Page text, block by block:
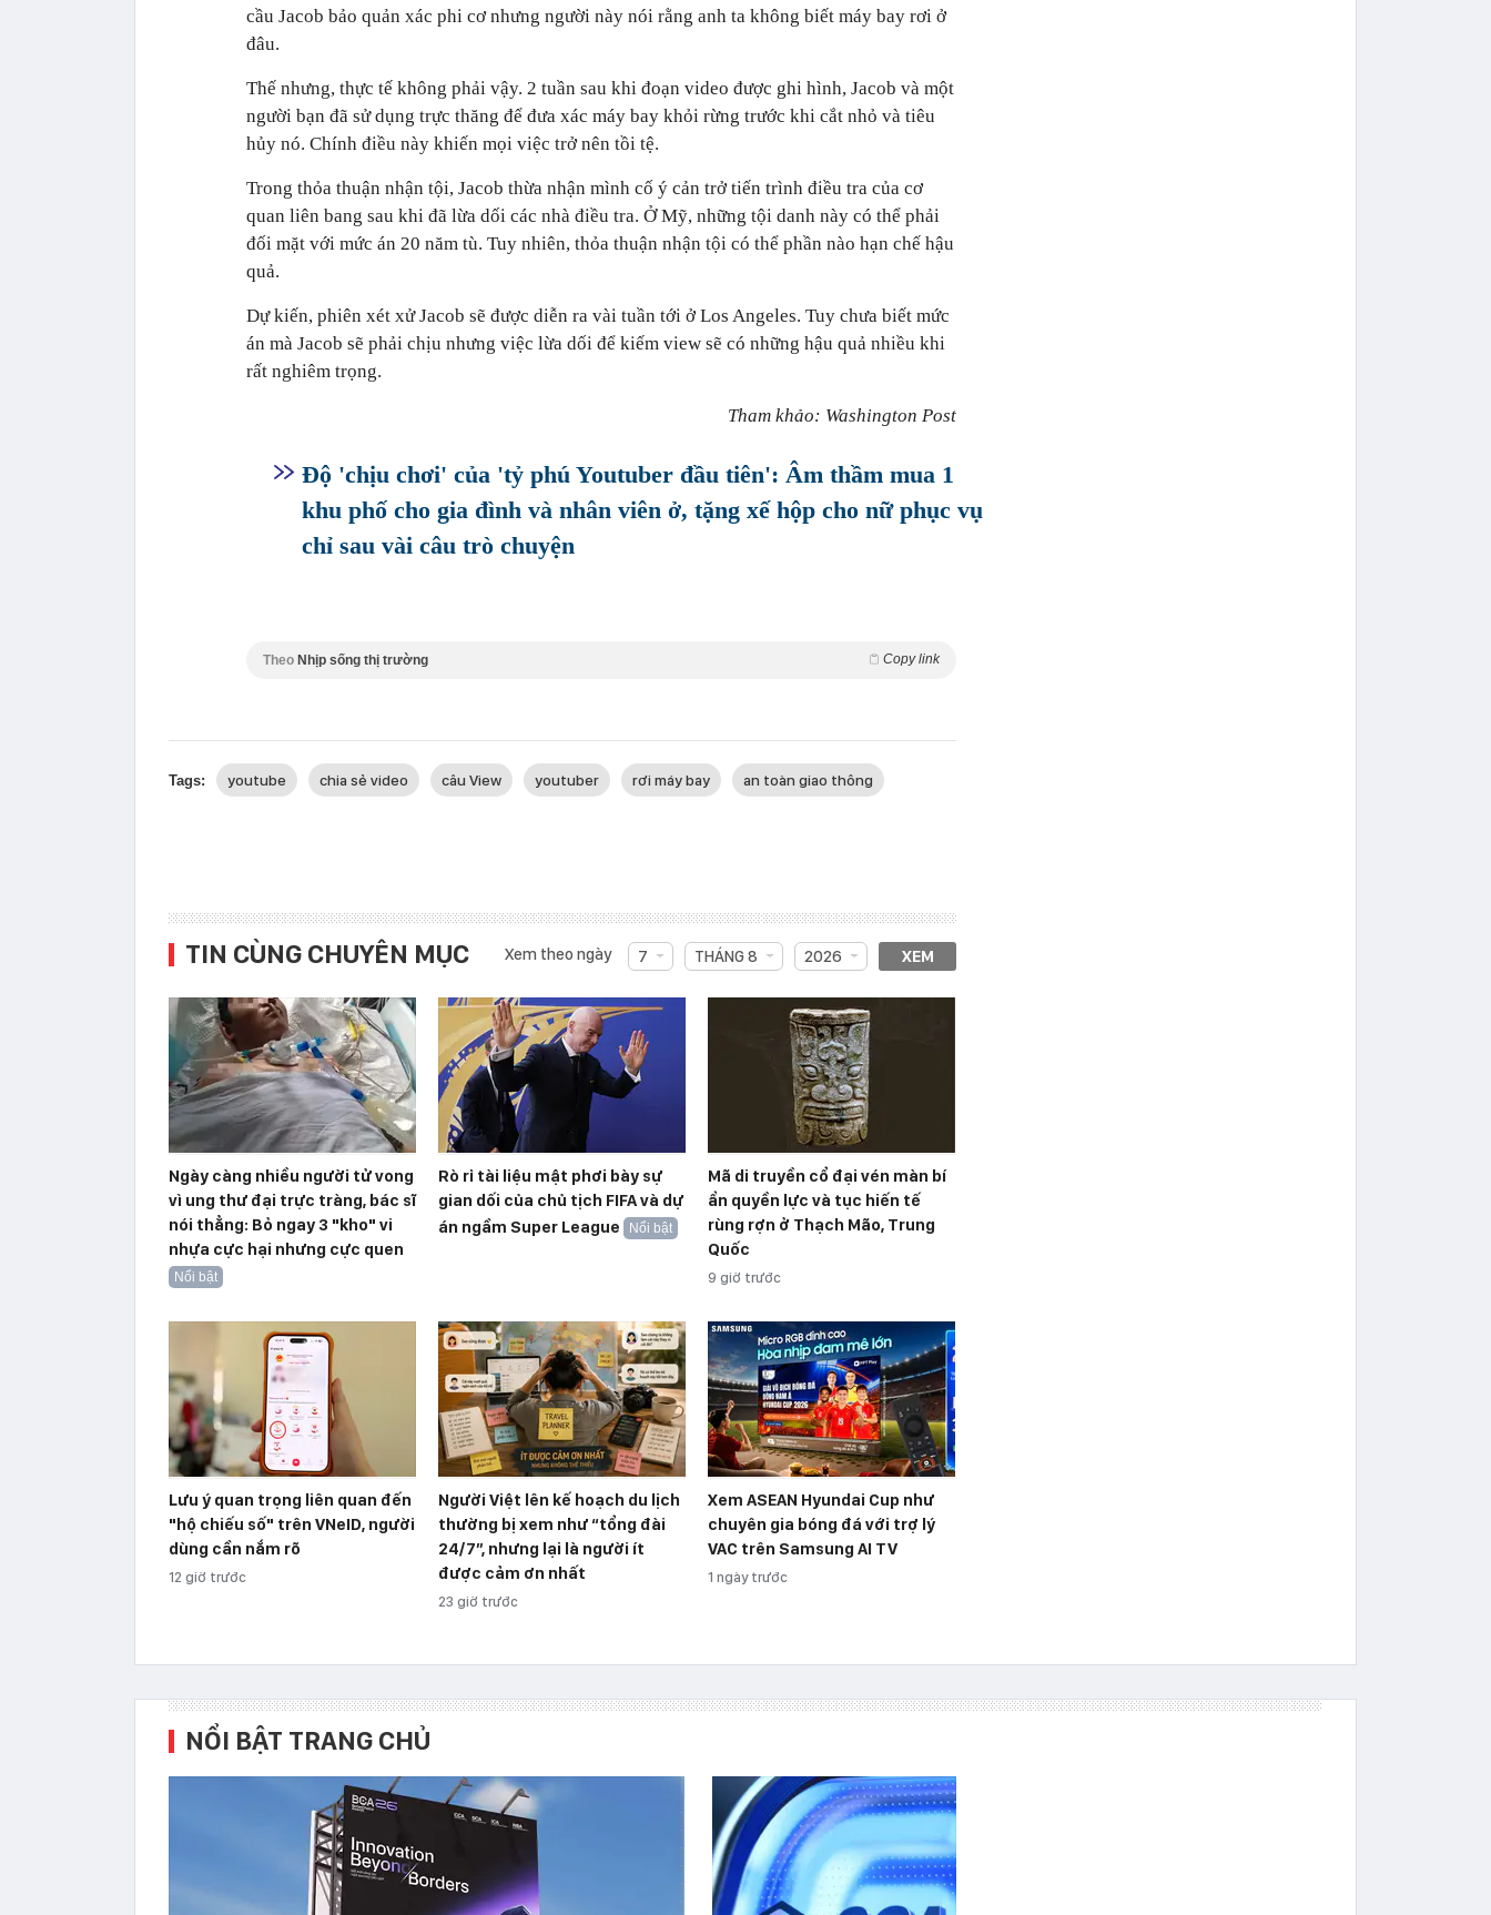
cầu Jacob bảo quản xác phi cơ nhưng người này nói rằng anh ta không biết máy bay rơi ở
đâu.
Thế nhưng, thực tế không phải vậy. 2 tuần sau khi đoạn video được ghi hình, Jacob và một
người bạn đã sử dụng trực thăng để đưa xác máy bay khỏi rừng trước khi cắt nhỏ và tiêu
hủy nó. Chính điều này khiến mọi việc trở nên tồi tệ.
Trong thỏa thuận nhận tội, Jacob thừa nhận mình cố ý cản trở tiến trình điều tra của cơ
quan liên bang sau khi đã lừa dối các nhà điều tra. Ở Mỹ, những tội danh này có thể phải
đối mặt với mức án 20 năm tù. Tuy nhiên, thỏa thuận nhận tội có thể phần nào hạn chế hậu
quả.
Dự kiến, phiên xét xử Jacob sẽ được diễn ra vài tuần tới ở Los Angeles. Tuy chưa biết mức
án mà Jacob sẽ phải chịu nhưng việc lừa dối để kiếm view sẽ có những hậu quả nhiều khi
rất nghiêm trọng.
Tham khảo: Washington Post
Độ 'chịu chơi' của 'tỷ phú Youtuber đầu tiên': Âm thầm mua 1
khu phố cho gia đình và nhân viên ở, tặng xế hộp cho nữ phục vụ
chỉ sau vài câu trò chuyện
Theo Nhịp sống thị trường Copy link
Tags: youtube chia sẻ video câu View youtuber rơi máy bay an toàn giao thông
TIN CÙNG CHUYÊN MỤC Xem theo ngày 7 THÁNG 8 2026 XEM
Ngày càng nhiều người tử vong
vì ung thư đại trực tràng, bác sĩ
nói thẳng: Bỏ ngay 3 "kho" vi
nhựa cực hại nhưng cực quen
Nổi bật
Rò rỉ tài liệu mật phơi bày sự
gian dối của chủ tịch FIFA và dự
án ngầm Super League
Nổi bật
Mã di truyền cổ đại vén màn bí
ẩn quyền lực và tục hiến tế
rùng rợn ở Thạch Mão, Trung
Quốc
9 giờ trước
Lưu ý quan trọng liên quan đến
"hộ chiếu số" trên VNeID, người
dùng cần nắm rõ
12 giờ trước
Người Việt lên kế hoạch du lịch
thường bị xem như “tổng đài
24/7”, nhưng lại là người ít
được cảm ơn nhất
23 giờ trước
Xem ASEAN Hyundai Cup như
chuyên gia bóng đá với trợ lý
VAC trên Samsung AI TV
1 ngày trước
NỔI BẬT TRANG CHỦ